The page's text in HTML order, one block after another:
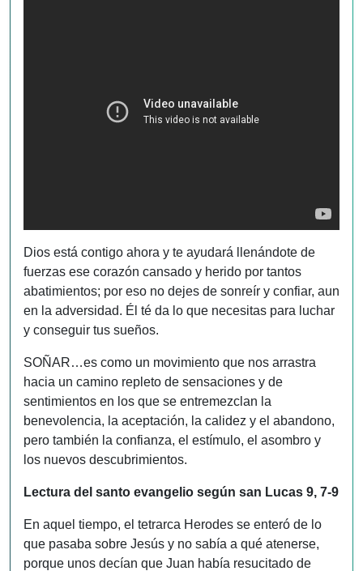
Dios está contigo ahora y te ayudará llenándote de
fuerzas ese corazón cansado y herido por tantos
abatimientos; por eso no dejes de sonreír y confiar, aun
en la adversidad. Él té da lo que necesitas para luchar
y conseguir tus sueños.
SOÑAR…es como un movimiento que nos arrastra
hacia un camino repleto de sensaciones y de
sentimientos en los que se entremezclan la
benevolencia, la aceptación, la calidez y el abandono,
pero también la confianza, el estímulo, el asombro y
los nuevos descubrimientos.
Lectura del santo evangelio según san Lucas 9, 7-9
En aquel tiempo, el tetrarca Herodes se enteró de lo
que pasaba sobre Jesús y no sabía a qué atenerse,
porque unos decían que Juan había resucitado de